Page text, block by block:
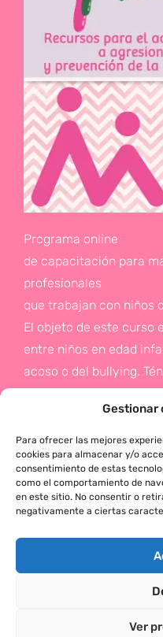
Gestionar
Para ofrecer las mejores
cookies para almacenar y/o
consentimiento de estas
como el comportamiento de
en este sitio. No consentir o
negativamente a ciertas
Ver
Programa online
de capacitación para
profesionales
que trabajan con niños
El objeto de este curso
entre niños en edad
acoso o del bullying.
de la prevención a un
en etapas posteriores
Si deseas más
haz click en este
MÓNICA SERRANO © 2025